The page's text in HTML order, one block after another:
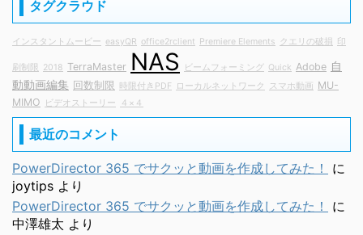
タグクラウド
インスタントムービー easyQR office2rclient Premiere Elements クエリの破損 印
刷制限 2018 TerraMaster NAS ビームフォーミング Quick Adobe 自
動動画編集 回数制限 時限付きPDF ローカルネットワーク スマホ動画 MU-
MIMO
ビデオストーリー ４×４
最近のコメント
PowerDirector 365 でサクッと動画を作成してみた！
に
joytips より
PowerDirector 365 でサクッと動画を作成してみた！
に
中澤雄太 より